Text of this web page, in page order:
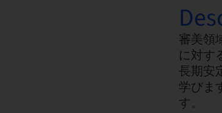
審美領
に対す
長期安
学びま
す。